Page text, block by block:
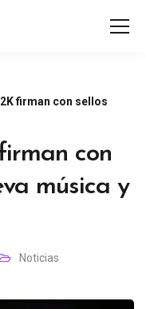
firman con sellos
con
música y
Noticias